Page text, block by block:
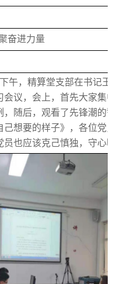
奋进力量
午，精算堂支部在书记
会议，会上，首先大家集
，随后，观看了先锋潮的
己想要的样子》，各位党
员也应该克己慎独，守心